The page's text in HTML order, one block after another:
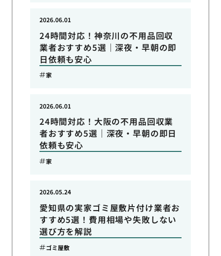
24時間対応！神奈川の不用品回収
業者おすすめ5選｜深夜・早朝の即
日依頼も安心
2026.06.01
家
24時間対応！大阪の不用品回収業
者おすすめ5選｜深夜・早朝の即日
依頼も安心
2026.06.01
家
愛知県の実家ゴミ屋敷片付け業者お
すすめ5選！費用相場や失敗しない
選び方を解説
2026.05.24
ゴミ屋敷